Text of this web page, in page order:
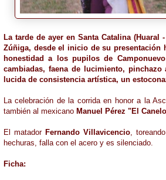
La tarde de ayer en Santa Catalina
Zúñiga, desde el inicio de su
honestidad a los pupilos de
cambiadas, faena de lucimiento,
lucida de consistencia artística, un
La celebración de la corrida en honor a la
también al mexicano Manuel Pérez "El
El matador Fernando Villavicencio,
hechuras, falla con el acero y es silenciado.
Ficha: